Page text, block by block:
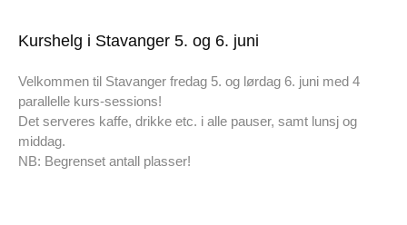
Kurshelg i Stavanger 5. og 6. juni
Velkommen til Stavanger fredag 5. og lørdag 6. juni med 4
parallelle kurs-sessions!
Det serveres kaffe, drikke etc. i alle pauser, samt lunsj og
middag.
NB: Begrenset antall plasser!